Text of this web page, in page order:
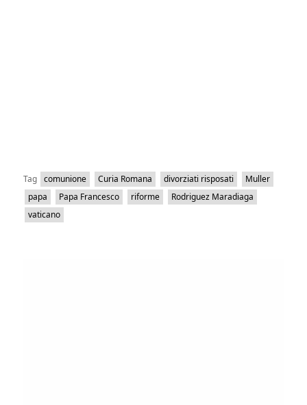
Tag comunione Curia Romana divorziati risposati
Muller
papa
Papa Francesco riforme
Rodriguez Maradiaga
vaticano